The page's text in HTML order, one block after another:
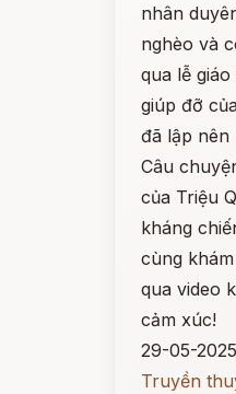
nhân
nghèo và
qua lễ
giúp đỡ
đã lập nên
Câu
của Triệu
kháng
cùng
qua video
cảm xúc!
29-05-2025
Truyền